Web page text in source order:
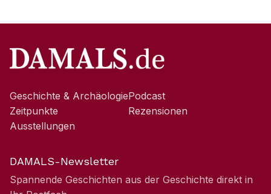
Geschichte & Archäologie
Zeitpunkte
Ausstellungen
Podcast
Rezensionen
DAMALS-Newsletter
Spannende Geschichten aus der Geschichte direkt in